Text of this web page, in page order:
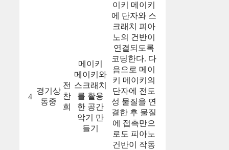
4
경기상
동중
전
찬
희
메이키
메이키와
스크래치
를 활용
한 공간
악기 만
들기
이키 메이키
에 단자와 스
크래치 피아
노의 건반이
연결되도록
코딩한다. 다
음으로 메이
키 메이키의
단자에 전도
성 물질을 연
결한 후 물질
에 접촉만으
로도 피아노
건반이 작동